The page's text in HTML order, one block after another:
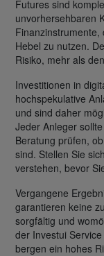
Futures sind
unvorhersehbaren
Hebel zu nutzen.
Risiko, mehr als
Investitionen in
hochspekulative
und sind daher
Jeder Anleger
Beratung prüfen,
sind. Stellen Sie
verstehen, bevor
Vergangene
garantieren keine
sorgfältig und
der Investui
bergen ein hohes